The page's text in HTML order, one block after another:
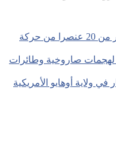
الجيش الصومالي يعلن مقتل أكثر من 20 عنصرا من حركة
صاروخية وطائرات
أوهايو الأمريكية